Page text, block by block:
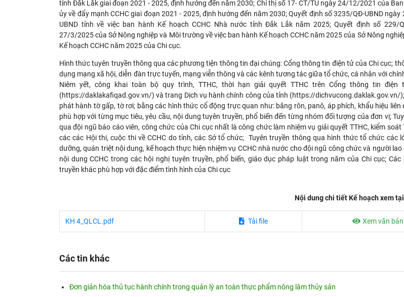
tỉnh Đắk Lắk giai đoạn 2021 - 2025, định hướng đến năm 2030; Chỉ thị số 17- CT/TU ngày 24/12/2021 của
ủy về đẩy mạnh CCHC giai đoạn 2021 - 2025, định hướng đến năm 2030; Quyết định số 3235/QĐ-UBND
UBND tỉnh về việc ban hành Kế hoạch CCHC Nhà nước tỉnh Đắk Lắk năm 2025; Quyết định số 229/
27/3/2025 của Sở Nông nghiệp và Môi trường về việc ban hành Kế hoạch CCHC năm 2025 của Sở Nông
Kế hoạch CCHC năm 2025 của Chi cục.
Hình thức tuyên truyền thông qua các phương tiện thông tin đại chúng: Cổng thông tin điện tử của Chi cục;
dụng mạng xã hội, diễn đàn trực tuyến, mạng viễn thông và các kênh tương tác giữa tổ chức, cá nhân với
Niêm yết, công khai toàn bộ quy trình, TTHC, thời hạn giải quyết TTHC trên Cổng thông tin điện
(https://daklakafiqad.gov.vn/) và trang Dịch vụ hành chính công của tỉnh (https://dichvucong.daklak.gov.vn/
phát hành tờ gấp, tờ rơi; bằng các hình thức cổ động trực quan như: băng rôn, panô, áp phích, khẩu hiệu liên
phù hợp với từng mục tiêu, yêu cầu, nội dung tuyên truyền, phổ biến đến từng nhóm đối tượng của đơn vị;
qua đội ngũ báo cáo viên, công chức của Chi cục nhất là công chức làm nhiệm vụ giải quyết TTHC, kiểm soát
các các Hội thi, cuộc thi về CCHC do tỉnh, các Sở tổ chức; Tuyên truyền thông qua hình thức tổ chức các
dưỡng, quán triệt nội dung, kế hoạch thực hiện nhiệm vụ CCHC nhà nước cho đội ngũ công chức và người lao
nội dung CCHC trong các hội nghị tuyên truyền, phổ biến, giáo dục pháp luật trong năm của Chi cục;
truyền khác phù hợp với đặc điểm tình hình của Chi cục
Nội dung chi tiết Kế hoạch xem
KH 4_QLCL.pdf Tải file Xem văn bản
Các tin khác
Đơn giản hóa thủ tục hành chính trong quản lý an toàn thực phẩm nông lâm thủy sản